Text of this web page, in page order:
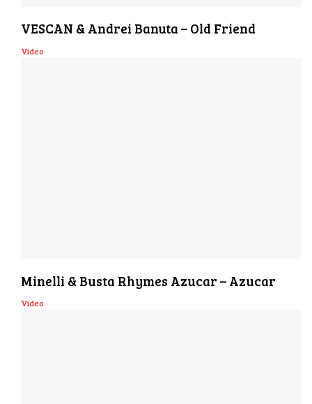
VESCAN & Andrei Banuta – Old Friend
Video
Minelli & Busta Rhymes Azucar – Azucar
Video